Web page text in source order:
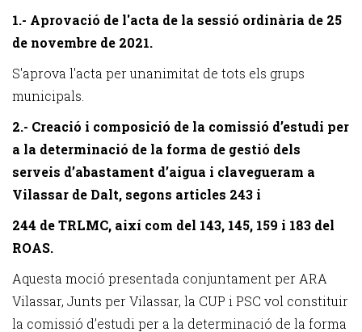
1.- Aprovació de l'acta de la sessió ordinària de 25
de novembre de 2021.
S'aprova l'acta per unanimitat de tots els grups
municipals.
2.- Creació i composició de la comissió d’estudi per
a la determinació de la forma de gestió dels
serveis d’abastament d’aigua i clavegueram a
Vilassar de Dalt, segons articles 243 i
244 de TRLMC, així com del 143, 145, 159 i 183 del
ROAS.
Aquesta moció presentada conjuntament per ARA
Vilassar, Junts per Vilassar, la CUP i PSC vol constituir
la comissió d’estudi per a la determinació de la forma